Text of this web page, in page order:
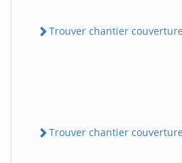
Trouver chantier couverture
Trouver chantier